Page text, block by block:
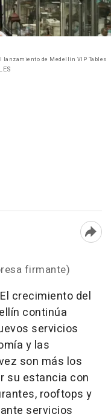
de Medellín VIP Tables
firmante)
El crecimiento del
continúa
servicios
y las
son más los
su estancia con
rooftops y
servicios